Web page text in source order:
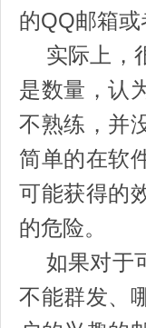
的QQ邮箱或
实际上，
是数量，认
不熟练，并
简单的在软
可能获得的
的危险。
如果对于
不能群发、